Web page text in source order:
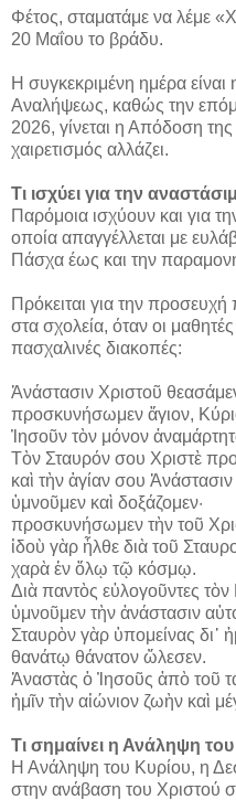
Φέτος, σταματάμε να λέμε
20 Μαΐου το βράδυ.
Η συγκεκριμένη ημέρα
Αναλήψεως, καθώς την
2026, γίνεται η Απόδοση
χαιρετισμός αλλάζει.
Τι ισχύει για την
Παρόμοια ισχύουν και για
οποία απαγγέλλεται με
Πάσχα έως και την
Πρόκειται για την προσευχή
στα σχολεία, όταν οι
πασχαλινές διακοπές:
Ἀνάστασιν Χριστοῦ
προσκυνήσωμεν ἅγιον,
Ἰησοῦν τὸν μόνον
Τὸν Σταυρόν σου Χριστὲ
καὶ τὴν ἁγίαν σου Ἀνάστασιν
ὑμνοῦμεν καὶ δοξάζομεν·
προσκυνήσωμεν τὴν τοῦ
ἰδοὺ γὰρ ἦλθε διὰ τοῦ
χαρὰ ἐν ὅλῳ τῷ κόσμῳ.
Διὰ παντὸς εὐλογοῦντες τὸν
ὑμνοῦμεν τὴν ἀνάστασιν
Σταυρὸν γὰρ ὑπομείνας δι᾿
θανάτῳ θάνατον ὤλεσεν.
Ἀναστὰς ὁ Ἰησοῦς ἀπὸ τοῦ
ἡμῖν τὴν αἰώνιον ζωὴν καὶ
Τι σημαίνει η Ανάληψη
Η Ανάληψη του Κυρίου, η
στην ανάβαση του Χριστού